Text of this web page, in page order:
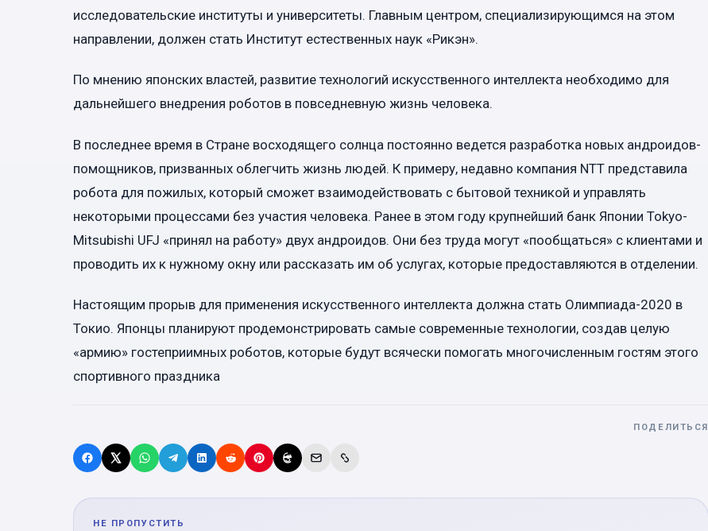
исследовательские институты и университеты. Главным центром, специализирующимся на этом
направлении, должен стать Институт естественных наук «Рикэн».
По мнению японских властей, развитие технологий искусственного интеллекта необходимо для
дальнейшего внедрения роботов в повседневную жизнь человека.
В последнее время в Стране восходящего солнца постоянно ведется разработка новых андроидов-
помощников, призванных облегчить жизнь людей. К примеру, недавно компания NTT представила
робота для пожилых, который сможет взаимодействовать с бытовой техникой и управлять
некоторыми процессами без участия человека. Ранее в этом году крупнейший банк Японии Tokyo-
Mitsubishi UFJ «принял на работу» двух андроидов. Они без труда могут «пообщаться» с клиентами и
проводить их к нужному окну или рассказать им об услугах, которые предоставляются в отделении.
Настоящим прорыв для применения искусственного интеллекта должна стать Олимпиада-2020 в
Токио. Японцы планируют продемонстрировать самые современные технологии, создав целую
«армию» гостеприимных роботов, которые будут всячески помогать многочисленным гостям этого
спортивного праздника
ПОДЕЛИТЬСЯ
НЕ ПРОПУСТИТЬ